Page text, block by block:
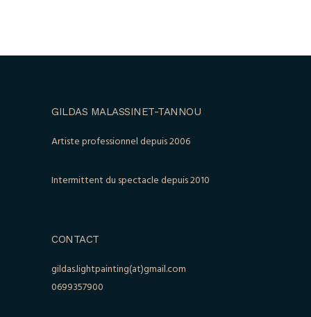
GILDAS MALASSINET-TANNOU
Artiste professionnel depuis 2006
Intermittent du spectacle depuis 2010
CONTACT
gildas.lightpainting(at)gmail.com
0699357900